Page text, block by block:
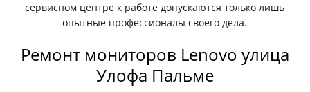
сервисном центре к работе допускаются только лишь
опытные профессионалы своего дела.
Ремонт мониторов Lenovo улица
Улофа Пальме